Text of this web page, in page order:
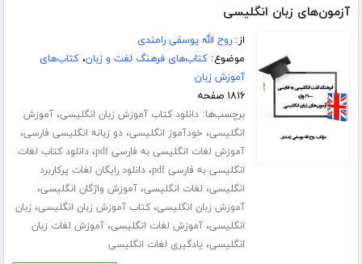
آزمون‌های زبان انگلیسی
از:روح الله یوسفی رامندی
موضوع:کتاب‌های فرهنگ لغت و زبان،کتاب‌های
آموزش زبان
۱۸۱۶ صفحه
برچسب‌ها:دانلود کتاب آموزش زبان انگلیسی،آموزش
انگلیسی، خودآموز انگلیسی،دو زبانه انگلیسی فارسی،
آموزش لغات انگلیسی به فارسی pdf ،دانلود کتاب لغات
انگلیسی به فارسی pdf
،دانلود رایگان لغات پرکاربرد
انگلیسی، لغات انگلیسی،آموزش واژگان انگلیسی،
آموزش زبان انگلیسی،کتاب آموزش زبان انگلیسی، زبان
انگلیسی،آموزش لغات انگلیسی،آموزش لغات زبان
انگلیسی، یادگیری لغات انگلیسی